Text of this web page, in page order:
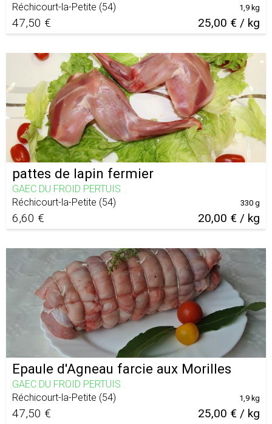
Réchicourt-la-Petite (54)
47,50 € 25,00 € / kg
1,9 kg
pattes de lapin fermier
GAEC DU FROID PERTUIS
Réchicourt-la-Petite (54)
6,60 € 20,00 € / kg
330 g
Epaule d'Agneau farcie aux Morilles
GAEC DU FROID PERTUIS
Réchicourt-la-Petite (54)
47,50 € 25,00 € / kg
1,9 kg